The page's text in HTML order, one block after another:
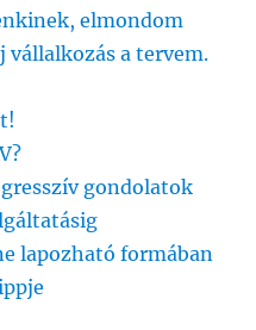
elmondom
a tervem.
gondolatok
lapozható formában